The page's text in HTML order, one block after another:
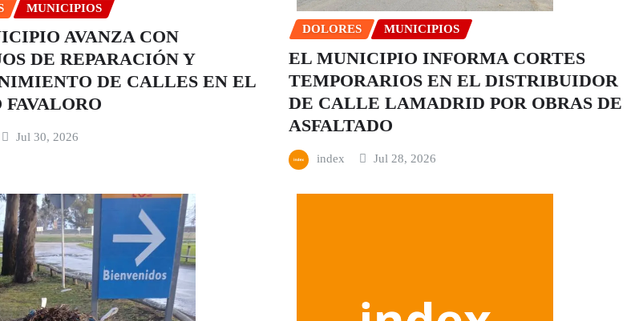
MUNICIPIOS
AVANZA CON
DE REPARACIÓN Y
DE CALLES EN EL
Jul 30, 2026
DOLORES MUNICIPIOS
EL MUNICIPIO INFORMA CORTES
TEMPORARIOS EN EL DISTRIBUIDOR
DE CALLE LAMADRID POR OBRAS DE
ASFALTADO
index Jul 28, 2026